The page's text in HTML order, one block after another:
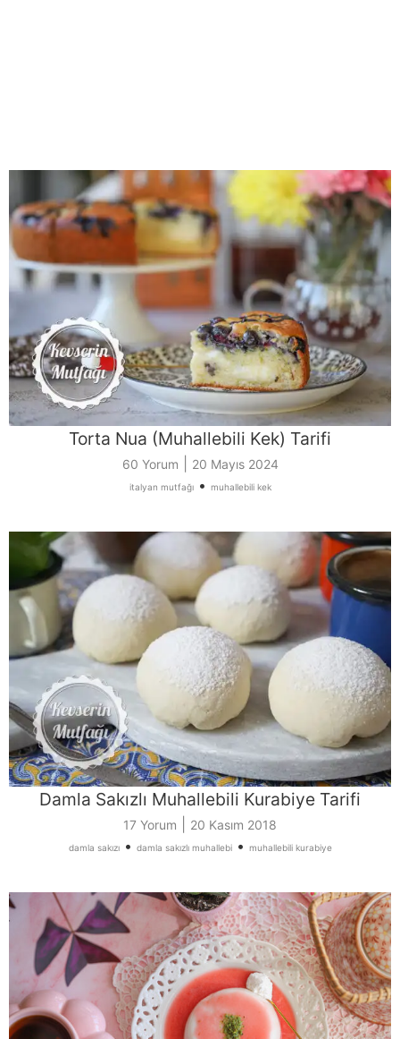
Torta Nua (Muhallebili Kek) Tarifi
60 Yorum 20 Mayıs 2024
italyan mutfağı• muhallebili kek
Damla Sakızlı Muhallebili Kurabiye Tarifi
17 Yorum 20 Kasım 2018
damla sakızı• damla sakızlı muhallebi• muhallebili kurabiye